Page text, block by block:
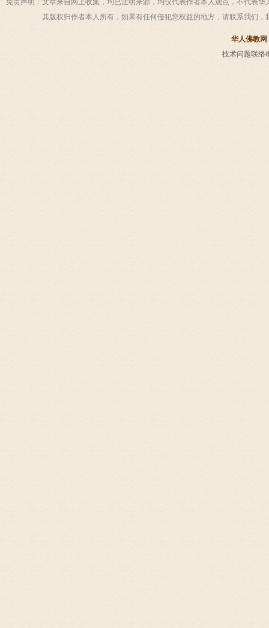
免责声明： 文章来自网上收集，均已注明来源，均仅代表作者本人观点，不代表
其版权归作者本人所有，如果有任何侵犯您权益的地方，请联系我们，
华人佛教网
技术问题联络